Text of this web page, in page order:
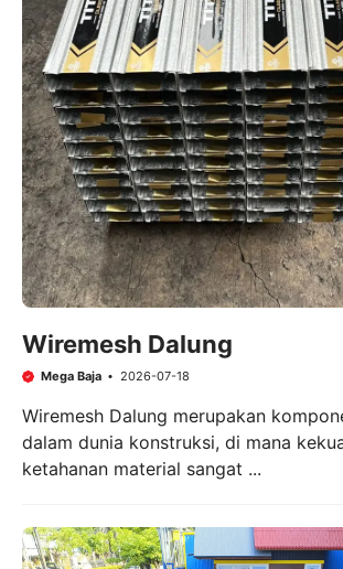
Wiremesh Dalung
Mega Baja 2026-07-18
Wiremesh Dalung merupakan
dalam dunia konstruksi, di mana
ketahanan material sangat ...